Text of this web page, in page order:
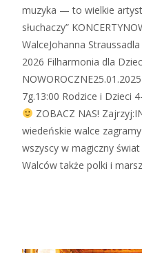
muzyka — to wielkie
słuchaczy”
WalceJohanna
2026 Filharmonia dla
7g.13:00 Rodzice i Dzieci
ZOBACZ NAS!
wiedeńskie walce
wszyscy w magiczny
Walców także polki i